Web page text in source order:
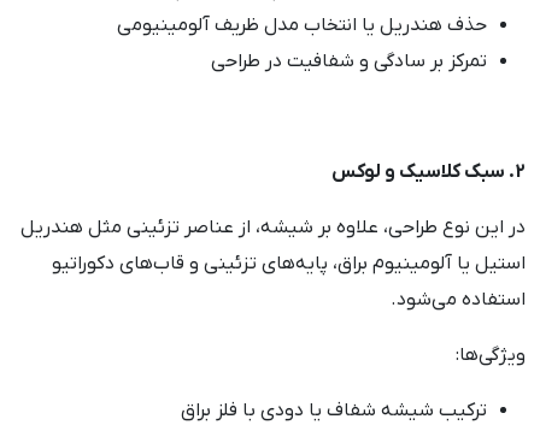
حذف هندریل یا انتخاب مدل ظریف آلومینیومی
تمرکز بر سادگی و شفافیت در طراحی
2. سبک کلاسیک و لوکس
در این نوع طراحی، علاوه بر شیشه، از عناصر تزئینی مثل هندریل
استیل یا آلومینیوم براق، پایه‌های تزئینی و قاب‌های دکوراتیو
استفاده می‌شود.
ویژگی‌ها:
ترکیب شیشه شفاف یا دودی با فلز براق